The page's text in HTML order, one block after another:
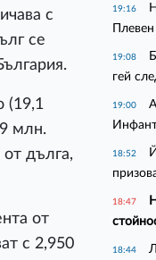
с
се
(19,1
млн.
дълга,
от
с 2,950
19:16
Плевен
19:08
гей
19:00
18:52
18:47
18:44